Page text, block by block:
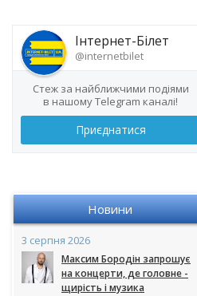
Інтернет-Білет
@internetbilet
Стеж за найближчими подіями
в нашому Telegram каналі!
Приєднатися
Новини
3 серпня 2026
Максим Бородін запрошує
на концерти, де головне -
щирість і музика